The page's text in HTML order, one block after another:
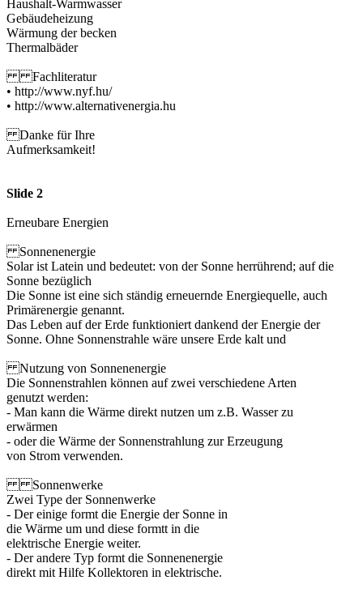
Haushalt-Warmwasser
Gebäudeheizung
Wärmung der becken
Thermalbäder
Fachliteratur
• http://www.nyf.hu/
• http://www.alternativenergia.hu
Danke für Ihre
Aufmerksamkeit!
Slide 2
Erneubare Energien
Sonnenenergie
Solar ist Latein und bedeutet: von der Sonne herrührend; auf die
Sonne bezüglich
Die Sonne ist eine sich ständig erneuernde Energiequelle, auch
Primärenergie genannt.
Das Leben auf der Erde funktioniert dankend der Energie der
Sonne. Ohne Sonnenstrahle wäre unsere Erde kalt und
Nutzung von Sonnenenergie
Die Sonnenstrahlen können auf zwei verschiedene Arten
genutzt werden:
- Man kann die Wärme direkt nutzen um z.B. Wasser zu
erwärmen
- oder die Wärme der Sonnenstrahlung zur Erzeugung
von Strom verwenden.
Sonnenwerke
Zwei Type der Sonnenwerke
- Der einige formt die Energie der Sonne in
die Wärme um und diese formtt in die
elektrische Energie weiter.
- Der andere Typ formt die Sonnenenergie
direkt mit Hilfe Kollektoren in elektrische.